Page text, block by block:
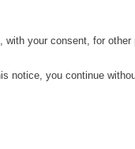
your consent, for
notice, you continue